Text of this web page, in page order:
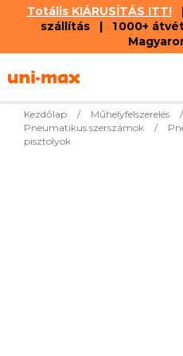
Totális KIÁRUSÍTÁS ITT!|
szállítás | 1 000+
tartalomhoz
Kezdőlap / Műhelyfelszerelés /
Pneumatikus szerszámok
/
pisztolyok